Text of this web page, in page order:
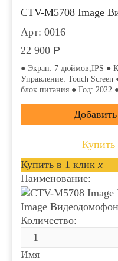
CTV-M5708 Image
Арт: 0016
22 900 Р
● Экран: 7 дюймов,IPS ●
Управление: Touch
блок питания ● Год: 2022
Купить
Купить в 1 клик x
Наименование:
Image Видеодомофон
Количество:
Имя